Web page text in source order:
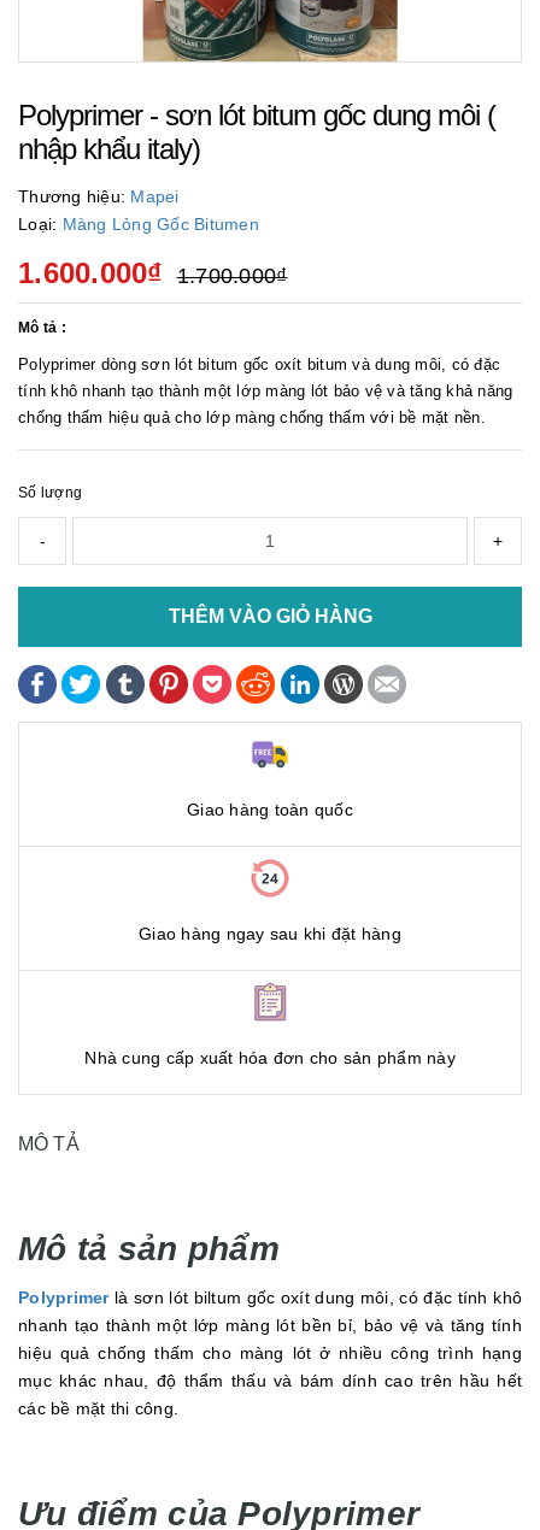
Polyprimer - sơn lót bitum gốc dung môi (
nhập khẩu italy)
Thương hiệu: Mapei
Loại: Màng Lỏng Gốc Bitumen
1.600.000₫ 1.700.000₫
Mô tả :
Polyprimer dòng sơn lót bitum gốc oxít bitum và dung môi, có đặc
tính khô nhanh tạo thành một lớp màng lót bảo vệ và tăng khả năng
chống thấm hiệu quả cho lớp màng chống thấm với bề mặt nền.
Số lượng
- +
THÊM VÀO GIỎ HÀNG
Giao hàng toàn quốc
Giao hàng ngay sau khi đặt hàng
Nhà cung cấp xuất hóa đơn cho sản phẩm này
MÔ TẢ
Mô tả sản phẩm
Polyprimerlà sơn lót biltum gốc oxít dung môi, có đặc tính khô
nhanh tạo thành một lớp màng lót bền bỉ, bảo vệ và tăng tính
hiệu quả chống thấm cho màng lót ở nhiều công trình hạng
mục khác nhau, độ thẩm thấu và bám dính cao trên hầu hết
các bề mặt thi công.
Ưu điểm của Polyprimer